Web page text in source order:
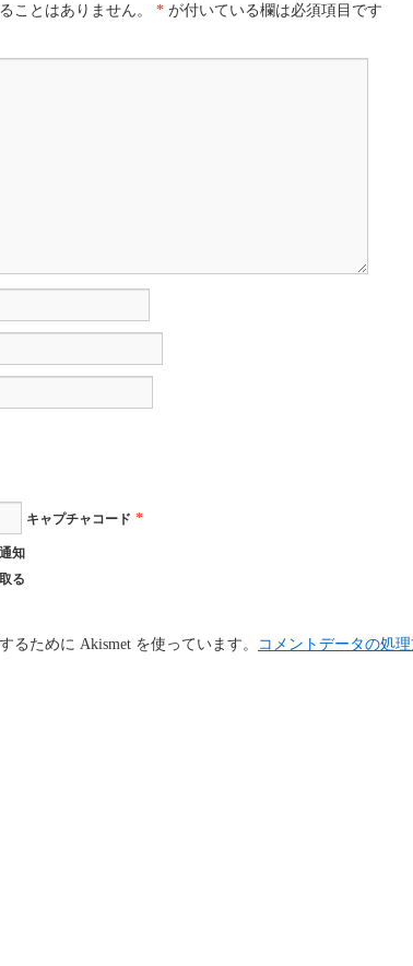
ことはありません。 * が付いている欄は必須項目です
キャプチャコード *
知
る
るために Akismet を使っています。
コメントデータの処